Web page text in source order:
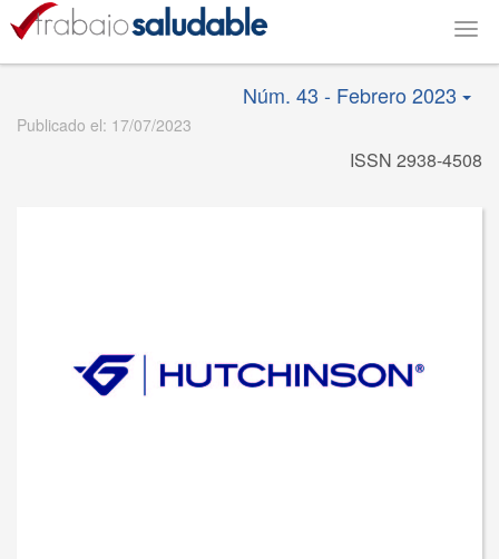
Núm. 43 - Febrero 2023
Publicado el: 17/07/2023
ISSN 2938-4508